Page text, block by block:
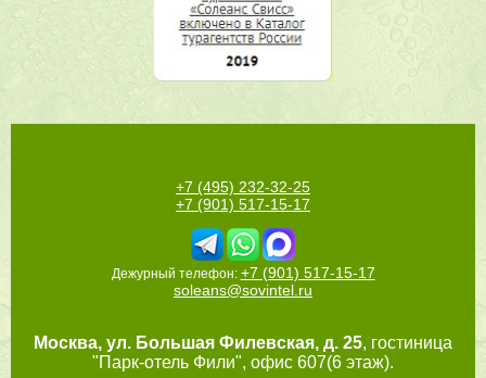
+7 (495) 232-32-25
+7 (901) 517-15-17
Дежурный телефон: +7 (901) 517-15-17
soleans@sovintel.ru
Москва, ул. Большая Филевская, д. 25, гостиница
"Парк-отель Фили", офис 607(6 этаж).